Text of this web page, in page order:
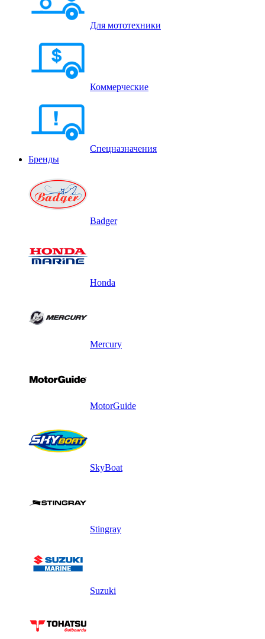
Для мототехники
Коммерческие
Спецназначения
Бренды
Badger
Honda
Mercury
MotorGuide
SkyBoat
Stingray
Suzuki